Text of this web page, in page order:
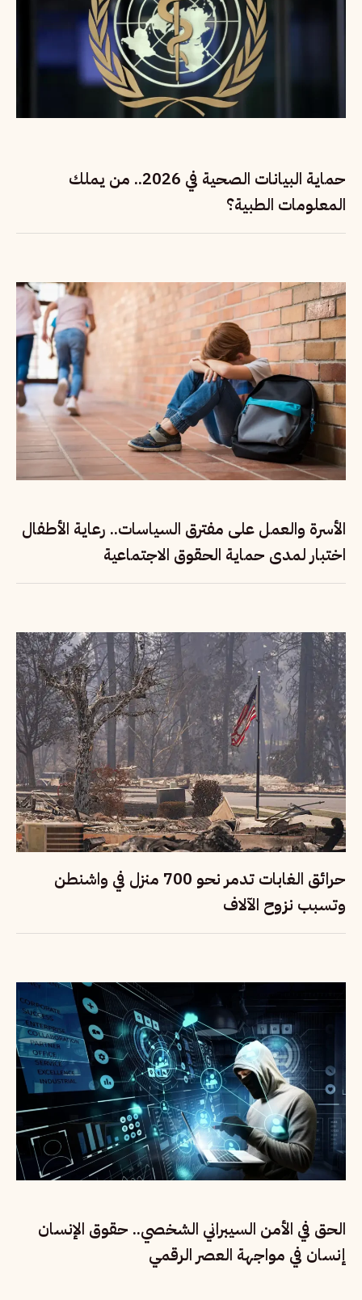
حماية البيانات الصحية في 2026.. من يملك
المعلومات الطبية؟
الأسرة والعمل على مفترق السياسات.. رعاية الأطفال
اختبار لمدى حماية الحقوق الاجتماعية
حرائق الغابات تدمر نحو 700 منزل في واشنطن
وتسبب نزوح الآلاف
الحق في الأمن السيبراني الشخصي.. حقوق الإنسان
إنسان في مواجهة العصر الرقمي